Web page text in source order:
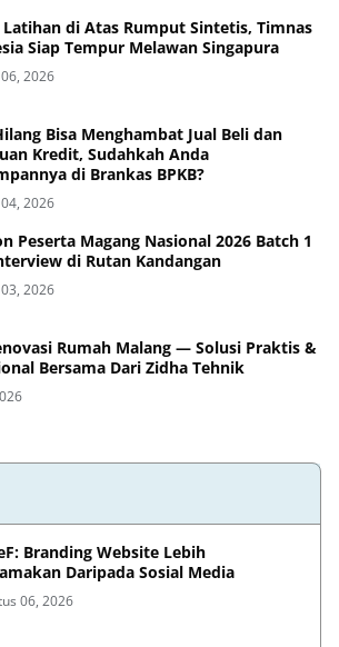
di Atas Rumput Sintetis, Timnas
Siap Tempur Melawan Singapura
2026
Bisa Menghambat Jual Beli dan
Kredit, Sudahkah Anda
di Brankas BPKB?
2026
Peserta Magang Nasional 2026 Batch 1
di Rutan Kandangan
2026
Rumah Malang — Solusi Praktis &
Bersama Dari Zidha Tehnik
Branding Website Lebih
Daripada Sosial Media
06, 2026